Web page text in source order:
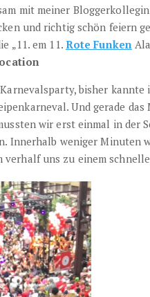
mit meiner
und richtig schön feiern
„11. em 11. Rote Funken
bisher kannte
Und gerade
wir erst einmal in der
Innerhalb weniger Minuten
verhalf uns zu einem